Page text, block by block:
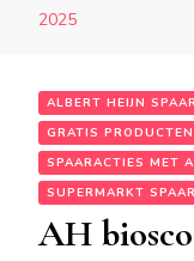
2025
ALBERT HEIJN
GRATIS
SPAARACTIES MET
SUPERMARKT
AH